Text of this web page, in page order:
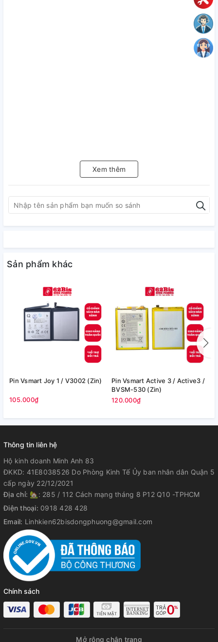
Xem thêm
Sản phẩm khác
Pin Vsmart Joy 1 / V3002 (Zin)
105.000₫
Pin Vsmart Active 3 / Active3 /
BVSM-530 (Zin)
120.000₫
Thông tin liên hệ
Hộ kinh doanh Minh Anh 83
ĐKKD: 41E8038526 Do Phòng Kinh Tế Ủy ban nhân dân Quận 5
cấp ngày 22/12/2021
Địa chỉ: 🏡: 285 / 112 Cách mạng tháng 8 P12 Q10 -TPHCM
Điện thoại: 0918 428 428
Email: Linhkien62bisdongphuong@gmail.com
Chính sách
Mở rộng chân trang